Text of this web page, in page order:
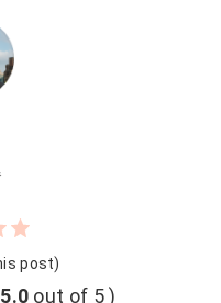
post)
5.0 out of 5 )